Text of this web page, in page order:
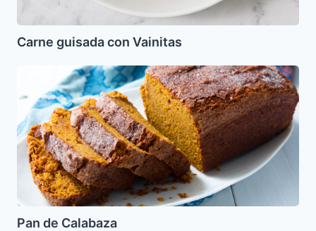
Carne guisada con Vainitas
Calabaza
Pan de Calabaza